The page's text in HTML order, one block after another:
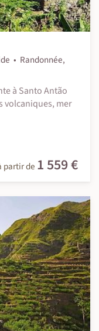
Randonnée,
à Santo Antão
volcaniques, mer
partir de 1 559 €